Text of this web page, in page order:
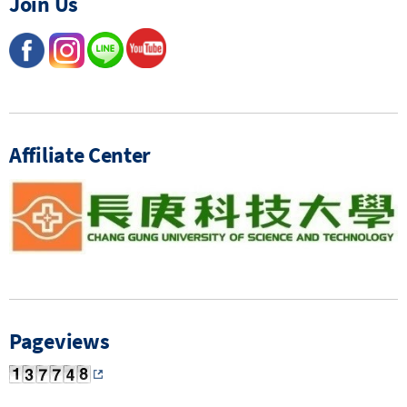
Affiliate Center
Pageviews